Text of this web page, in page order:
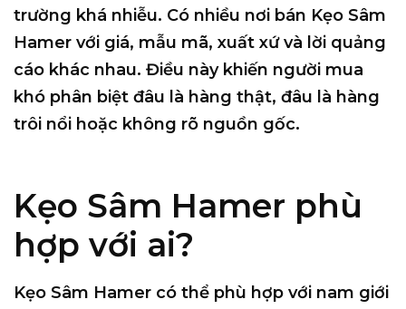
trường khá nhiễu. Có nhiều nơi bán Kẹo Sâm
Hamer với giá, mẫu mã, xuất xứ và lời quảng
cáo khác nhau. Điều này khiến người mua
khó phân biệt đâu là hàng thật, đâu là hàng
trôi nổi hoặc không rõ nguồn gốc.
Kẹo Sâm Hamer phù
hợp với ai?
Kẹo Sâm Hamer có thể phù hợp với nam giới